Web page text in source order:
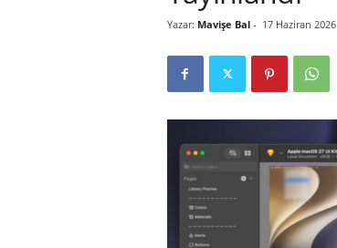
i
E
l
m
Yazar: Mavişe Bal- 17 Haziran 2026